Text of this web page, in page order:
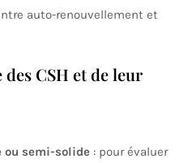
auto-renouvellement et
des CSH et de leur
semi-solide : pour évaluer